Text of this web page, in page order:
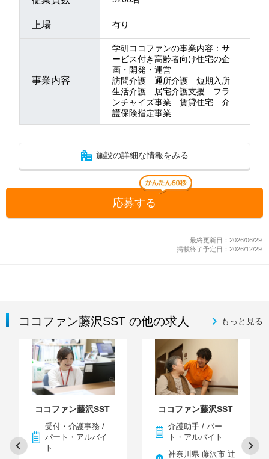
上場 有り
事業内容
学研ココファンの事業内容：サ
ービス付き高齢者向け住宅の企
画・開発・運営
訪問介護 通所介護 短期入所
生活介護 居宅介護支援 フラ
ンチャイズ事業 賃貸住宅 介
護保険指定事業
施設の詳細な情報をみる
応募する
最終更新日：2026/06/29
掲載終了予定日：2026/12/29
ココファン藤沢SST の他の求人 もっと見る
ココファン藤沢SST
受付・介護事務 /
パート・アルバイ
ト
ココファン藤沢SST
介護助手 / パー
ト・アルバイト
神奈川県 藤沢市 辻